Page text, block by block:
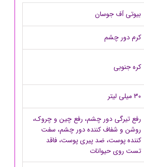
بیوتی آف جوسان
کرم دور چشم
کره جنوبی
30 میلی لیتر
رفع تیرگی دور چشم، رفع چین و چروک،
روشن و شفاف کننده دور چشم، سفت
کننده پوست، ضد پیری پوست، فاقد
تست روی حیوانات